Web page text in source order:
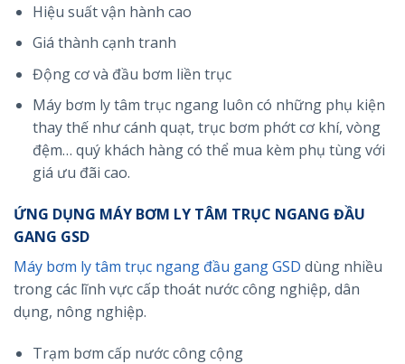
Hiệu suất vận hành cao
Giá thành cạnh tranh
Động cơ và đầu bơm liền trục
Máy bơm ly tâm trục ngang luôn có những phụ kiện
thay thế như cánh quạt, trục bơm phớt cơ khí, vòng
đệm… quý khách hàng có thể mua kèm phụ tùng với
giá ưu đãi cao.
ỨNG DỤNG MÁY BƠM LY TÂM TRỤC NGANG ĐẦU
GANG GSD
Máy bơm ly tâm trục ngang đầu gang GSD dùng nhiều
trong các lĩnh vực cấp thoát nước công nghiệp, dân
dụng, nông nghiệp.
Trạm bơm cấp nước công cộng